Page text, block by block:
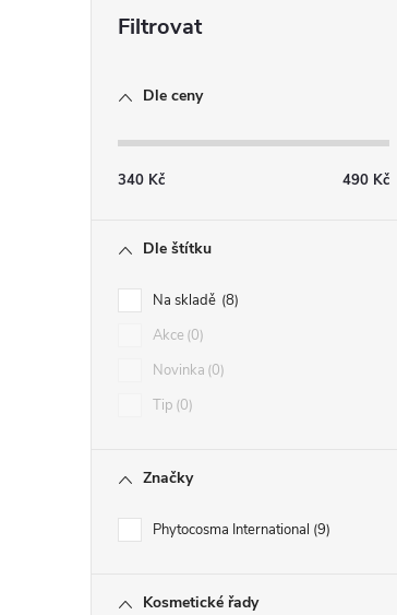
Dle ceny
340 Kč 490 Kč
Dle štítku
Na skladě 8
Akce 0
Novinka 0
Tip 0
Značky
Phytocosma International 9
Kosmetické řady